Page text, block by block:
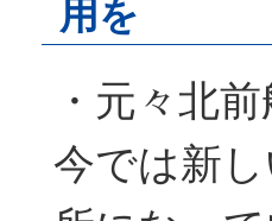
用を
・元々北
今では新